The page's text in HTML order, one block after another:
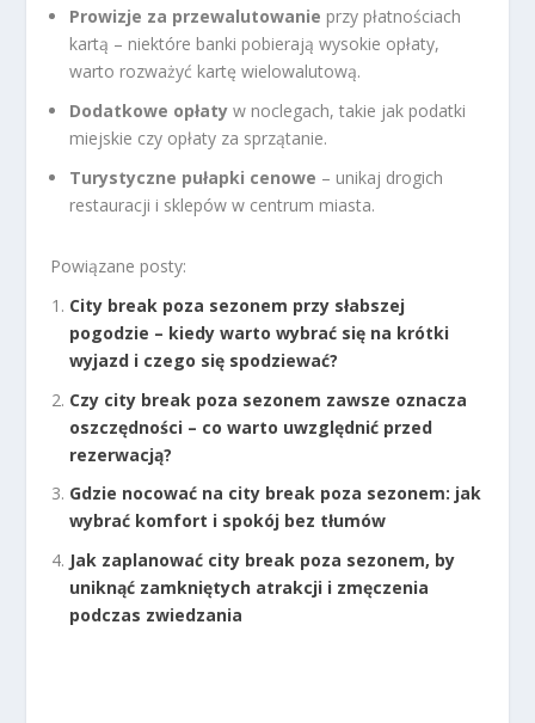
Prowizje za przewalutowanie przy płatnościach
kartą – niektóre banki pobierają wysokie opłaty,
warto rozważyć kartę wielowalutową.
Dodatkowe opłaty w noclegach, takie jak podatki
miejskie czy opłaty za sprzątanie.
Turystyczne pułapki cenowe – unikaj drogich
restauracji i sklepów w centrum miasta.
Powiązane posty:
City break poza sezonem przy słabszej
pogodzie – kiedy warto wybrać się na krótki
wyjazd i czego się spodziewać?
Czy city break poza sezonem zawsze oznacza
oszczędności – co warto uwzględnić przed
rezerwacją?
Gdzie nocować na city break poza sezonem: jak
wybrać komfort i spokój bez tłumów
Jak zaplanować city break poza sezonem, by
uniknąć zamkniętych atrakcji i zmęczenia
podczas zwiedzania